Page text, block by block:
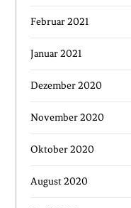
Februar 2021
Januar 2021
Dezember 2020
November 2020
Oktober 2020
August 2020